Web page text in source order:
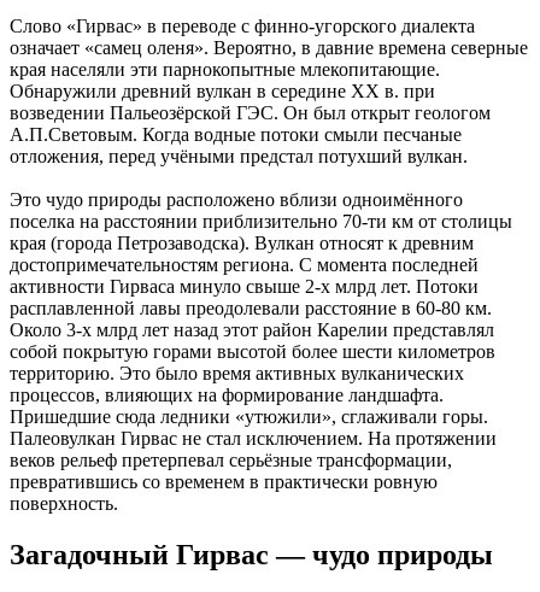
Слово «Гирвас» в переводе с финно-угорского диалекта
означает «самец оленя». Вероятно, в давние времена северные
края населяли эти парнокопытные млекопитающие.
Обнаружили древний вулкан в середине ХХ в. при
возведении Пальеозёрской ГЭС. Он был открыт геологом
А.П.Световым. Когда водные потоки смыли песчаные
отложения, перед учёными предстал потухший вулкан.
Это чудо природы расположено вблизи одноимённого
поселка на расстоянии приблизительно 70-ти км от столицы
края (города Петрозаводска). Вулкан относят к древним
достопримечательностям региона. С момента последней
активности Гирваса минуло свыше 2-х млрд лет. Потоки
расплавленной лавы преодолевали расстояние в 60-80 км.
Около 3-х млрд лет назад этот район Карелии представлял
собой покрытую горами высотой более шести километров
территорию. Это было время активных вулканических
процессов, влияющих на формирование ландшафта.
Пришедшие сюда ледники «утюжили», сглаживали горы.
Палеовулкан Гирвас не стал исключением. На протяжении
веков рельеф претерпевал серьёзные трансформации,
превратившись со временем в практически ровную
поверхность.
Загадочный Гирвас — чудо природы